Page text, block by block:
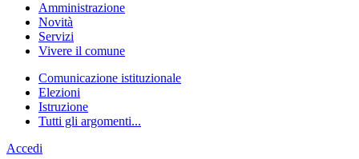
Amministrazione
Novità
Servizi
Vivere il comune
Comunicazione istituzionale
Elezioni
Istruzione
Tutti gli argomenti...
Accedi